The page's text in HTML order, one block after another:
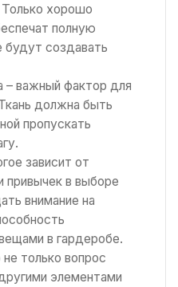
хорошо
полную
создавать
– важный фактор для
должна быть
пропускать
зависит от
привычек в выборе
внимание на
в гардеробе.
только вопрос
элементами